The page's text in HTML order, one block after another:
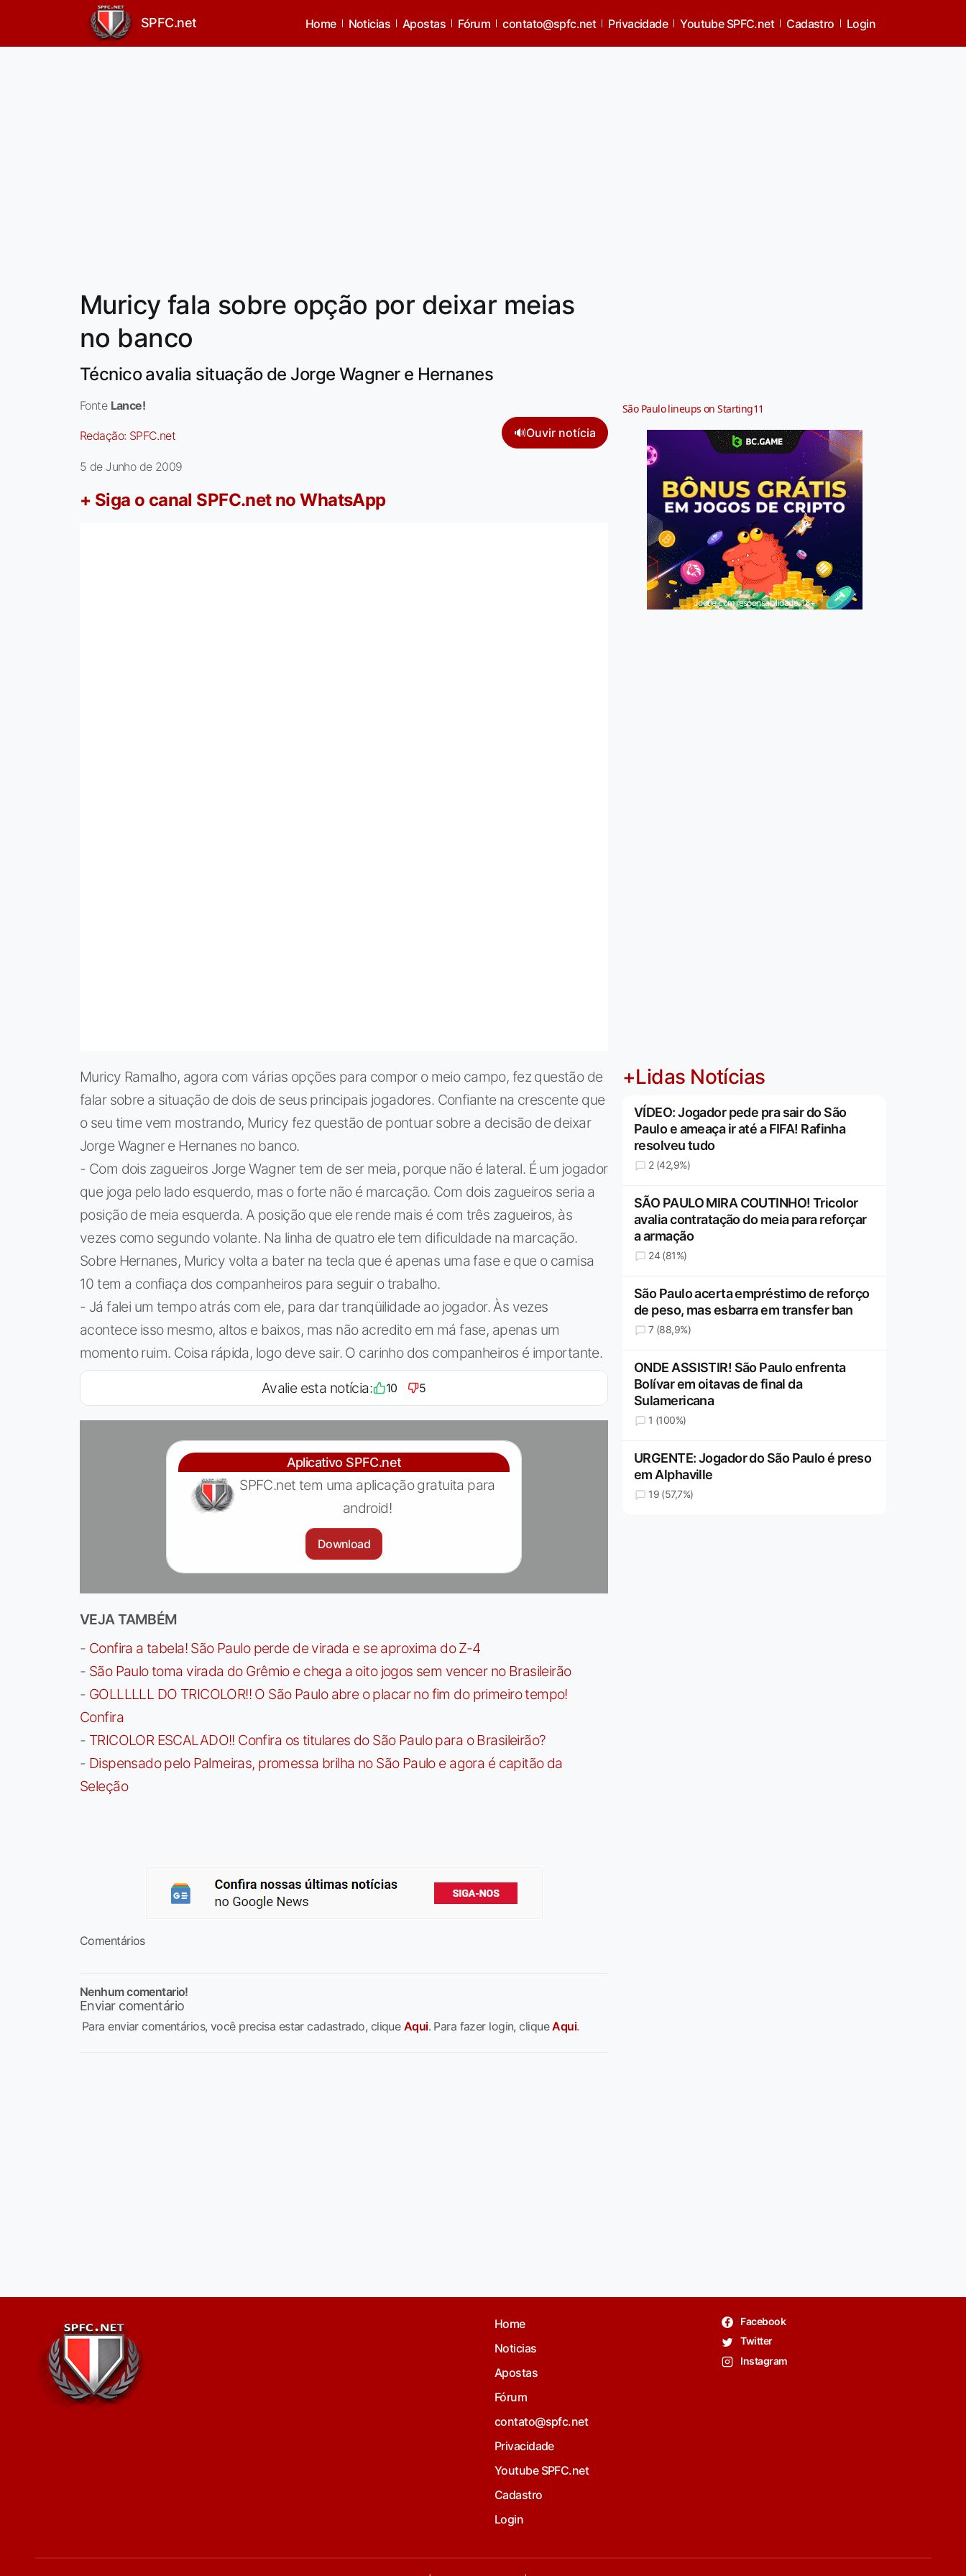
SPFC.net Home Noticias Apostas Fórum contato@spfc.net Privacidade Youtube SPFC.net Cadastro Login
Muricy fala sobre opção por deixar meias
no banco
Técnico avalia situação de Jorge Wagner e Hernanes
Fonte Lance!
Redação: SPFC.net 🔊Ouvir notícia
5 de Junho de 2009
+ Siga o canal SPFC.net no WhatsApp
Muricy Ramalho, agora com várias opções para compor o meio campo, fez questão de
falar sobre a situação de dois de seus principais jogadores. Confiante na crescente que
o seu time vem mostrando, Muricy fez questão de pontuar sobre a decisão de deixar
Jorge Wagner e Hernanes no banco.
- Com dois zagueiros Jorge Wagner tem de ser meia, porque não é lateral. É um jogador
que joga pelo lado esquerdo, mas o forte não é marcação. Com dois zagueiros seria a
posição de meia esquerda. A posição que ele rende mais é com três zagueiros, às
vezes como segundo volante. Na linha de quatro ele tem dificuldade na marcação.
Sobre Hernanes, Muricy volta a bater na tecla que é apenas uma fase e que o camisa
10 tem a confiaça dos companheiros para seguir o trabalho.
- Já falei um tempo atrás com ele, para dar tranqüilidade ao jogador. Às vezes
acontece isso mesmo, altos e baixos, mas não acredito em má fase, apenas um
momento ruim. Coisa rápida, logo deve sair. O carinho dos companheiros é importante.
Avalie esta notícia: 10 5
Aplicativo SPFC.net
SPFC.net tem uma aplicação gratuita para
android!
Download
VEJA TAMBÉM
- Confira a tabela! São Paulo perde de virada e se aproxima do Z-4
- São Paulo toma virada do Grêmio e chega a oito jogos sem vencer no Brasileirão
- GOLLLLLL DO TRICOLOR!! O São Paulo abre o placar no fim do primeiro tempo!
Confira
- TRICOLOR ESCALADO!! Confira os titulares do São Paulo para o Brasileirão?
- Dispensado pelo Palmeiras, promessa brilha no São Paulo e agora é capitão da
Seleção
Comentários
Nenhum comentario!
Enviar comentário
Para enviar comentários, você precisa estar cadastrado, clique Aqui. Para fazer login, cliqueAqui.
São Paulo lineups on Starting11
Jogue com responsabilidade. 18+
+Lidas Notícias
VÍDEO: Jogador pede pra sair do São
Paulo e ameaça ir até a FIFA! Rafinha
resolveu tudo
2 (42,9%)
SÃO PAULO MIRA COUTINHO! Tricolor
avalia contratação do meia para reforçar
a armação
24 (81%)
São Paulo acerta empréstimo de reforço
de peso, mas esbarra em transfer ban
7 (88,9%)
ONDE ASSISTIR! São Paulo enfrenta
Bolívar em oitavas de final da
Sulamericana
1 (100%)
URGENTE: Jogador do São Paulo é preso
em Alphaville
19 (57,7%)
Home
Noticias
Apostas
Fórum
contato@spfc.net
Privacidade
Youtube SPFC.net
Cadastro
Login
Facebook
Twitter
Instagram